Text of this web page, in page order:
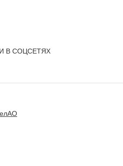
В СОЦСЕТЯХ